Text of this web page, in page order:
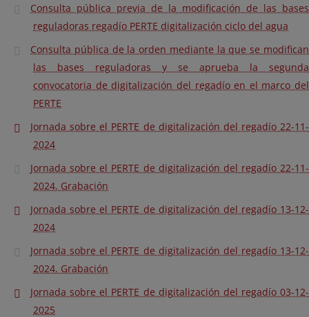
Consulta pública previa de la modificación de las bases
reguladoras regadío PERTE digitalización ciclo del agua
Consulta pública de la orden mediante la que se modifican
las bases reguladoras y se aprueba la segunda
convocatoria de digitalización del regadío en el marco del
PERTE
Jornada sobre el PERTE de digitalización del regadío 22-11-
2024
Jornada sobre el PERTE de digitalización del regadío 22-11-
2024. Grabación
Jornada sobre el PERTE de digitalización del regadío 13-12-
2024
Jornada sobre el PERTE de digitalización del regadío 13-12-
2024. Grabación
Jornada sobre el PERTE de digitalización del regadío 03-12-
2025